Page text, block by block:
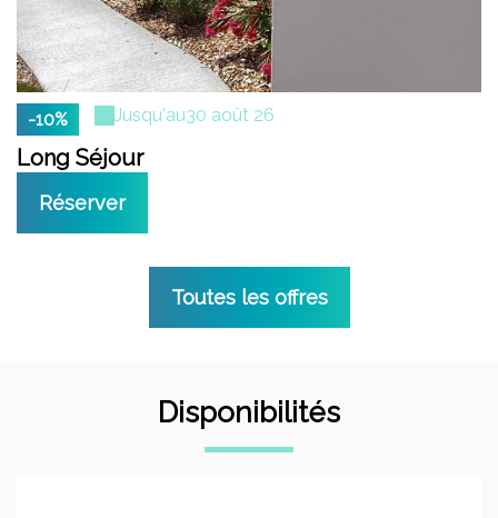
-10% Jusqu'au30 août 26
Long Séjour
Réserver
Toutes les offres
Disponibilités